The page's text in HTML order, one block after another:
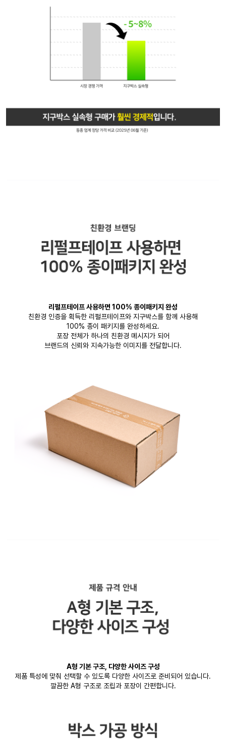
리펄프테이프 사용하면 100% 종이패키지 완성
친환경 인증을 획득한 리펄프테이프와 지구박스를 함께 사용해
100% 종이 패키지를 완성하세요.
포장 전체가 하나의 친환경 메시지가 되어
브랜드의 신뢰와 지속가능한 이미지를 전달합니다.
A형 기본 구조, 다양한 사이즈 구성
제품 특성에 맞춰 선택할 수 있도록 다양한 사이즈로 준비되어 있습니다.
깔끔한 A형 구조로 조립과 포장이 간편합니다.